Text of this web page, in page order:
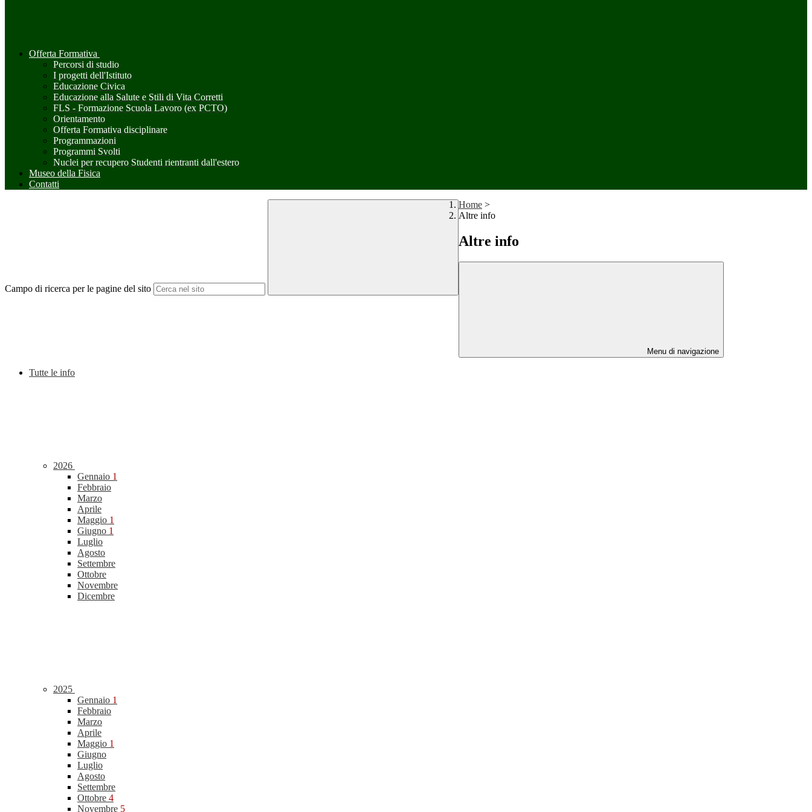
Offerta Formativa
Percorsi di studio
I progetti dell'Istituto
Educazione Civica
Educazione alla Salute e Stili di Vita Corretti
FLS - Formazione Scuola Lavoro (ex PCTO)
Orientamento
Offerta Formativa disciplinare
Programmazioni
Programmi Svolti
Nuclei per recupero Studenti rientranti dall'estero
Museo della Fisica
Contatti
Campo di ricerca per le pagine del sito
Home >
Altre info
Altre info
Menu di navigazione
Tutte le info
2026
Gennaio 1
Febbraio
Marzo
Aprile
Maggio 1
Giugno 1
Luglio
Agosto
Settembre
Ottobre
Novembre
Dicembre
2025
Gennaio 1
Febbraio
Marzo
Aprile
Maggio 1
Giugno
Luglio
Agosto
Settembre
Ottobre 4
Novembre 5